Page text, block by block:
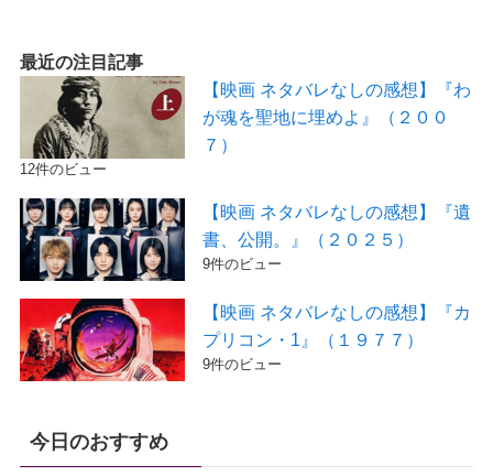
最近の注目記事
【映画 ネタバレなしの感想】『わ
が魂を聖地に埋めよ』（２００
７）
12件のビュー
【映画 ネタバレなしの感想】『遺
書、公開。』（２０２５）
9件のビュー
【映画 ネタバレなしの感想】『カ
プリコン・1』（１９７７）
9件のビュー
今日のおすすめ